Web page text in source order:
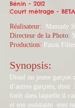
Synopsis:
Diouf un jeune garçon
d’autres garçons,
forêt dans laquelle il
et son assistante sont
Réalisateur: Mamady
Directeur de la Photo:
Production: Patou
Bénin - 2012
Court métrage -